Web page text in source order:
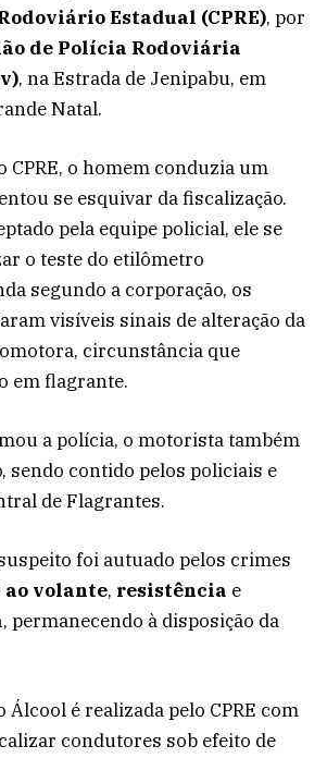
Estadual (CPRE), por
de Polícia Rodoviária
, na Estrada de Jenipabu, em
Natal.
CPRE, o homem conduzia um
se esquivar da fiscalização.
pela equipe policial, ele se
o teste do etilômetro
segundo a corporação, os
visíveis sinais de alteração da
circunstância que
em flagrante.
a polícia, o motorista também
sendo contido pelos policiais e
de Flagrantes.
foi autuado pelos crimes
ao volante, resistência e
, permanecendo à disposição da
Álcool é realizada pelo CPRE com
condutores sob efeito de